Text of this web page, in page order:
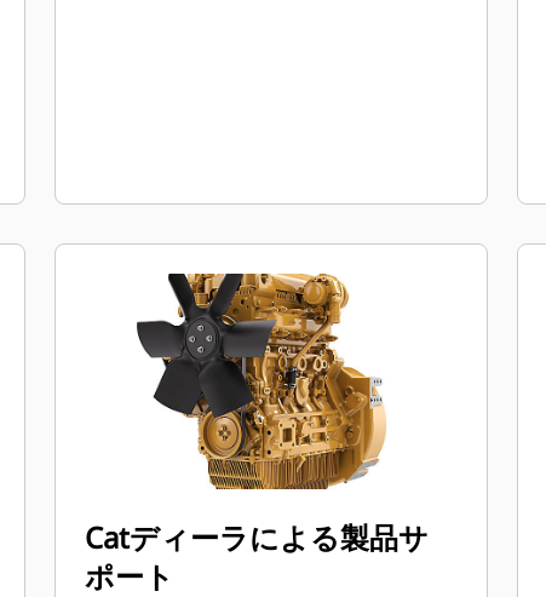
Catディーラによる製品サ
ポート